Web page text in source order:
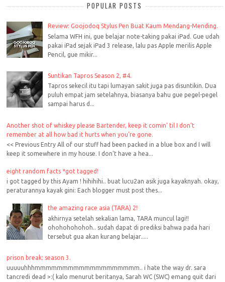
POPULAR POSTS
Review: Goojodoq Stylus Pen Buat Kaum Mendang-Mending.
Selama WFH ini, gue belajar note-taking pakai iPad. Gue udah
pakai iPad sejak iPad 3 release, lalu pas Apple merilis Apple
Pencil, gue mikir...
Suntikan Tapros Season 2, #4.
Tapros sekecil itu tapi lumayan sakit juga pas disuntikin. Dua
puluh empat jam setelahnya, biasanya bahu gue pegel-pegel
sampai harus d...
Another shot of whiskey please Bartender, keep it comin' til I don't
remember at all how bad it hurts when you're gone.
<< Previous Entry All of our stuff had been packed in a blue box and I will
keep it somewhere in my house. I don't have a hea...
eight random facts *got tagged!
i got tagged by this Ayam ! hihihihi.. buat lucu2an asik juga kayaknyah. okay,
peraturannya kayak gini: Each blogger must post thes...
the amazing race asia (TARA) 2!
akhirnya setelah sekalian lama, TARA muncul lagi!!
ohohohohohoh.. sudah dapat di prediksi bahwa pada hari
tersebut gua akan kurang belajar.....
prison break: season 3.
uuuuuhhhmmmmmmmmmmmmmmmmmmm.. i hate the way dr. sara
tancredi dead >:( kalo menurut beritanya, Sarah WC (SWC) emang quit dari